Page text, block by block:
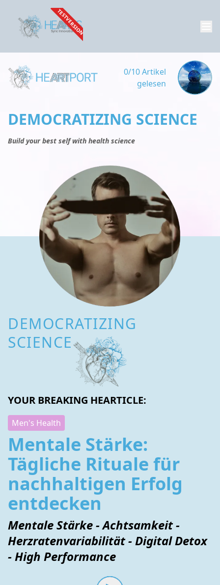
TESTVERSION
0/10 Artikel
gelesen
DEMOCRATIZING SCIENCE
Build your best self with health science
DEMOCRATIZING
SCIENCE
YOUR BREAKING HEARTICLE:
Men's Health
Mentale Stärke:
Tägliche Rituale für
nachhaltigen Erfolg
entdecken
Mentale Stärke - Achtsamkeit -
Herzratenvariabilität - Digital Detox
- High Performance